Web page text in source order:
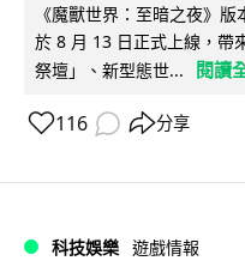
《魔獸世界：至暗之夜》
於 8 月 13 日正式上線，帶
祭壇」、新型態世...
閱讀
116 分享
科技娛樂 遊戲情報